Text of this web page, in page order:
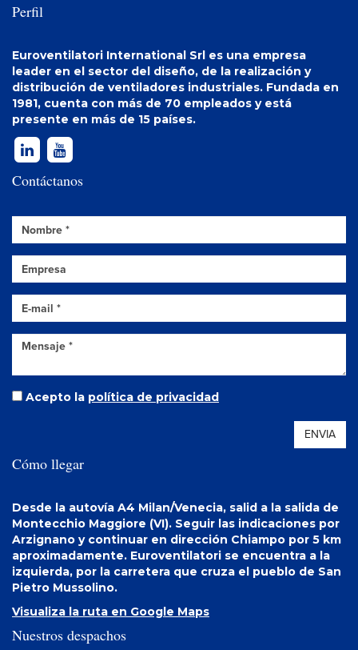
Perfil
Euroventilatori International Srl es una empresa
leader en el sector del diseño, de la realización y
distribución de ventiladores industriales. Fundada en
1981, cuenta con más de 70 empleados y está
presente en más de 15 países.
Contáctanos
Acepto la política de privacidad
ENVIA
Cómo llegar
Desde la autovía A4 Milan/Venecia, salid a la salida de
Montecchio Maggiore (VI). Seguir las indicaciones por
Arzignano y continuar en dirección Chiampo por 5 km
aproximadamente. Euroventilatori se encuentra a la
izquierda, por la carretera que cruza el pueblo de San
Pietro Mussolino.
Visualiza la ruta en Google Maps
Nuestros despachos